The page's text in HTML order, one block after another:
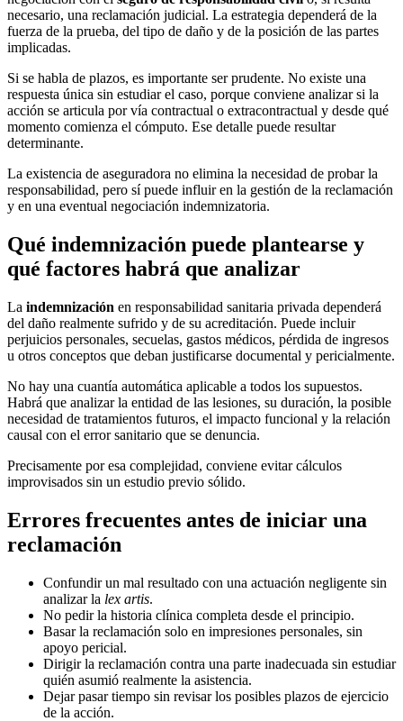
necesario, una reclamación judicial. La estrategia dependerá de la
fuerza de la prueba, del tipo de daño y de la posición de las partes
implicadas.
Si se habla de plazos, es importante ser prudente. No existe una
respuesta única sin estudiar el caso, porque conviene analizar si la
acción se articula por vía contractual o extracontractual y desde qué
momento comienza el cómputo. Ese detalle puede resultar
determinante.
La existencia de aseguradora no elimina la necesidad de probar la
responsabilidad, pero sí puede influir en la gestión de la reclamación
y en una eventual negociación indemnizatoria.
Qué indemnización puede plantearse y
qué factores habrá que analizar
La indemnización en responsabilidad sanitaria privada dependerá
del daño realmente sufrido y de su acreditación. Puede incluir
perjuicios personales, secuelas, gastos médicos, pérdida de ingresos
u otros conceptos que deban justificarse documental y pericialmente.
No hay una cuantía automática aplicable a todos los supuestos.
Habrá que analizar la entidad de las lesiones, su duración, la posible
necesidad de tratamientos futuros, el impacto funcional y la relación
causal con el error sanitario que se denuncia.
Precisamente por esa complejidad, conviene evitar cálculos
improvisados sin un estudio previo sólido.
Errores frecuentes antes de iniciar una
reclamación
Confundir un mal resultado con una actuación negligente sin
analizar la lex artis.
No pedir la historia clínica completa desde el principio.
Basar la reclamación solo en impresiones personales, sin
apoyo pericial.
Dirigir la reclamación contra una parte inadecuada sin estudiar
quién asumió realmente la asistencia.
Dejar pasar tiempo sin revisar los posibles plazos de ejercicio
de la acción.